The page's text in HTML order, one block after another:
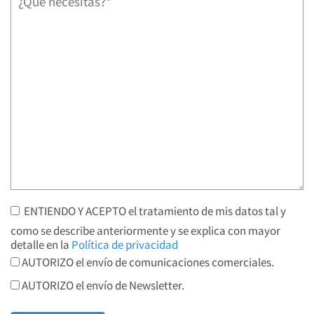
ENTIENDO Y ACEPTO el tratamiento de mis datos tal y
como se describe anteriormente y se explica con mayor
detalle en la Política de privacidad
AUTORIZO el envío de comunicaciones comerciales.
AUTORIZO el envío de Newsletter.